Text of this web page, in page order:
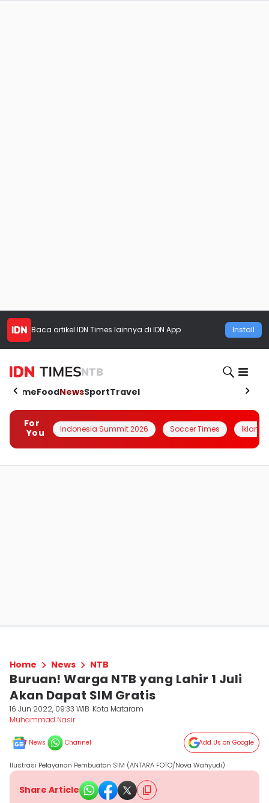
Baca artikel IDN Times lainnya di IDN App Install
NTB
HomeFoodNewsSportTravel
For
You
Indonesia Summit 2026 Soccer Times Iklanin
Home News NTB
Buruan! Warga NTB yang Lahir 1 Juli
Akan Dapat SIM Gratis
16 Jun 2022, 09:33 WIB Kota Mataram
Muhammad Nasir
News Channel Add Us on Google
Ilustrasi Pelayanan Pembuatan SIM (ANTARA FOTO/Nova Wahyudi)
Share Article